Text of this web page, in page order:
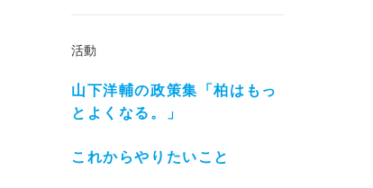
活動
山下洋輔の政策集「柏はもっ
とよくなる。」
これからやりたいこと